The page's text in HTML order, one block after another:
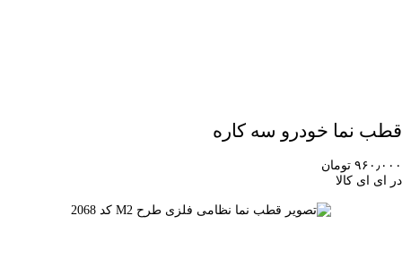
قطب نما خودرو سه کاره
۹۶۰٫۰۰۰ تومان
در ای ای کالا